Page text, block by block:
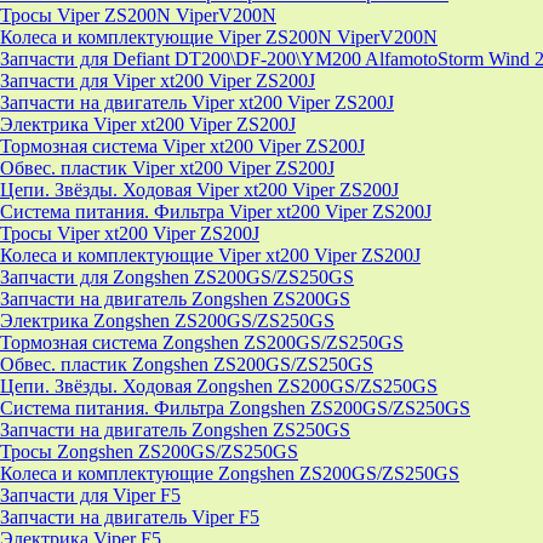
Тросы Viper ZS200N ViperV200N
Колеса и комплектующие Viper ZS200N ViperV200N
Запчасти для Defiant DT200\DF-200\YM200 AlfamotoStorm Wind
Запчасти для Viper xt200 Viper ZS200J
Запчасти на двигатель Viper xt200 Viper ZS200J
Электрика Viper xt200 Viper ZS200J
Тормозная система Viper xt200 Viper ZS200J
Обвес. пластик Viper xt200 Viper ZS200J
Цепи. Звёзды. Ходовая Viper xt200 Viper ZS200J
Система питания. Фильтра Viper xt200 Viper ZS200J
Тросы Viper xt200 Viper ZS200J
Колеса и комплектующие Viper xt200 Viper ZS200J
Запчасти для Zongshen ZS200GS/ZS250GS
Запчасти на двигатель Zongshen ZS200GS
Электрика Zongshen ZS200GS/ZS250GS
Тормозная система Zongshen ZS200GS/ZS250GS
Обвес. пластик Zongshen ZS200GS/ZS250GS
Цепи. Звёзды. Ходовая Zongshen ZS200GS/ZS250GS
Система питания. Фильтра Zongshen ZS200GS/ZS250GS
Запчасти на двигатель Zongshen ZS250GS
Тросы Zongshen ZS200GS/ZS250GS
Колеса и комплектующие Zongshen ZS200GS/ZS250GS
Запчасти для Viper F5
Запчасти на двигатель Viper F5